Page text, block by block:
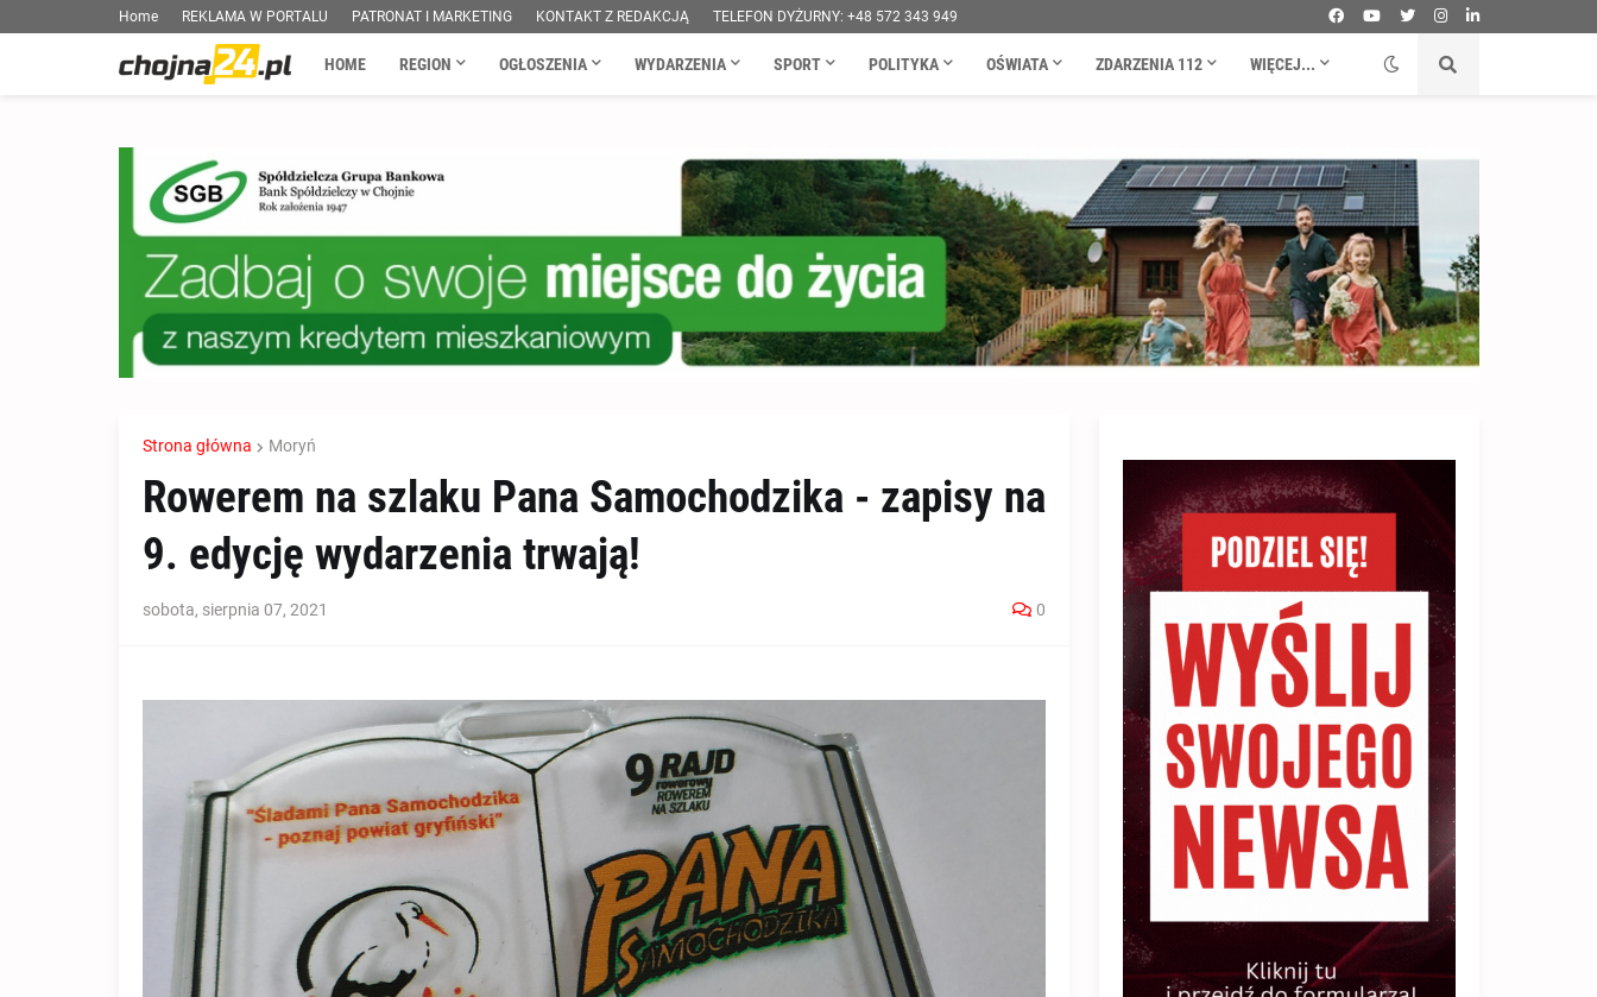
Home REKLAMA W PORTALU PATRONAT I MARKETING KONTAKT Z REDAKCJĄ TELEFON DYŻURNY: +48 572 343 949
HOME REGION OGŁOSZENIA WYDARZENIA SPORT POLITYKA OŚWIATA ZDARZENIA 112 WIĘCEJ...
Strona główna Moryń
Rowerem na szlaku Pana Samochodzika - zapisy na
9. edycję wydarzenia trwają!
sobota, sierpnia 07, 2021 0